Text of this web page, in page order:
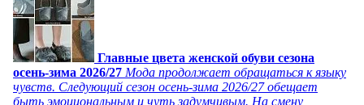
Главные цвета женской обуви сезона
осень-зима 2026/27 Мода продолжает обращаться к языку
чувств. Следующий сезон осень-зима 2026/27 обещает
быть эмоциональным и чуть задумчивым. На смену